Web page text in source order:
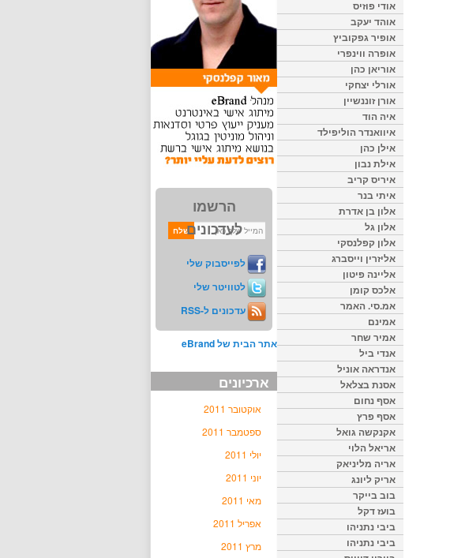
הרשמו
לעדכונים
לפייסבוק שלי
לטוויטר שלי
עדכונים ל-RSS
אתר הבית של eBrand
ארכיונים
אוקטובר 2011
ספטמבר 2011
יולי 2011
יוני 2011
מאי 2011
אפריל 2011
מרץ 2011
אודי פוזיס
אוהד יעקב
אופיר גפקוביץ
אופרה ווינפרי
אוריאן כהן
אורלי יצחקי
אורן זוננשיין
איה הוד
איוואנדר הוליפילד
אילן כהן
אילת נבון
איריס קריב
איתי בנר
אלון בן אדרת
אלון גל
אלון קפלנסקי
אליזרין וייסברג
אליינה פיטון
אלכס קומן
אמ.סי. האמר
אמינם
אמיר שחר
אנדי ביל
אנדראה אוניל
אסנת בצלאל
אסף נחום
אסף פרץ
אקנקשה גואל
אריאל הלוי
אריה מליניאק
אריק ליונג
בוב בייקר
בועז דקל
ביבי נתניהו
ביבי נתניהו